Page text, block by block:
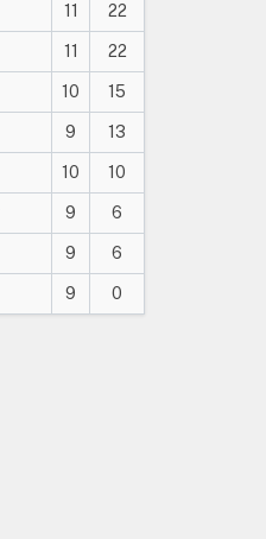
11 22
11 22
10 15
9 13
10 10
9 6
9 6
9 0